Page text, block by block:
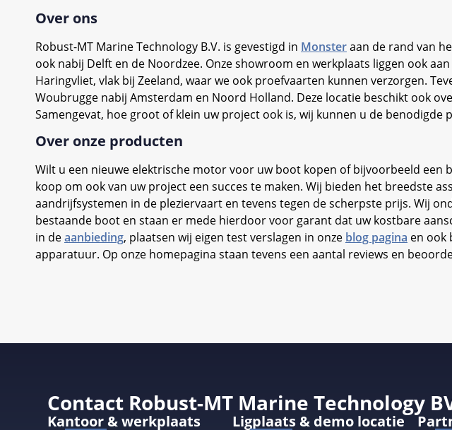
Over ons
Robust-MT Marine Technology B.V. is gevestigd in Monsteraan de rand van
ook nabij Delft en de Noordzee. Onze showroom en werkplaats liggen ook
Haringvliet, vlak bij Zeeland, waar we ook proefvaarten kunnen verzorgen.
Woubrugge nabij Amsterdam en Noord Holland. Deze locatie beschikt ook
Samengevat, hoe groot of klein uw project ook is, wij kunnen u de
Over onze producten
Wilt u een nieuwe elektrische motor voor uw boot kopen of bijvoorbeeld een
koop om ook van uw project een succes te maken. Wij bieden het breedste
aandrijfsystemen in de pleziervaart en tevens tegen de scherpste prijs. Wij
bestaande boot en staan er mede hierdoor voor garant dat uw kostbare
in deaanbieding, plaatsen wij eigen test verslagen in onze blog pagina en ook
apparatuur. Op onze homepagina staan tevens een aantal reviews en
Contact Robust-MT Marine Technology
Kantoor & werkplaats Ligplaats & demo locatie